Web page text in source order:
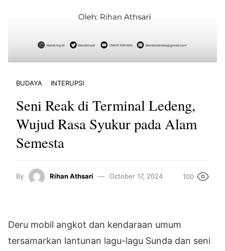
BUDAYA INTERUPSI
Seni Reak di Terminal Ledeng,
Wujud Rasa Syukur pada Alam
Semesta
By Rihan Athsari October 17, 2024 100
Deru mobil angkot dan kendaraan umum
tersamarkan lantunan lagu-lagu Sunda dan seni